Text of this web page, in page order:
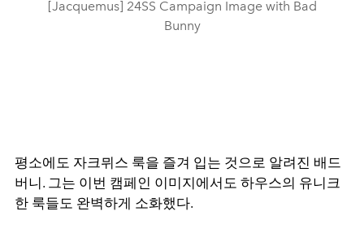
[Jacquemus] 24SS Campaign Image with Bad
Bunny
평소에도 자크뮈스 룩을 즐겨 입는 것으로 알려진 배드
버니. 그는 이번 캠페인 이미지에서도 하우스의 유니크
한 룩들도 완벽하게 소화했다.